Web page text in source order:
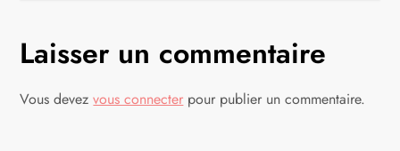
g
a
Laisser un commentaire
Vous devezvous connecter pour publier un commentaire.